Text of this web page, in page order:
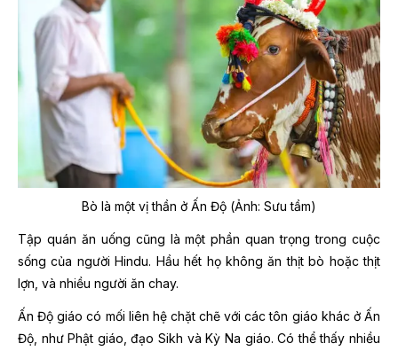
Bò là một vị thần ở Ấn Độ (Ảnh: Sưu tầm)
Tập quán ăn uống cũng là một phần quan trọng trong cuộc
sống của người Hindu. Hầu hết họ không ăn thịt bò hoặc thịt
lợn, và nhiều người ăn chay.
Ấn Độ giáo có mối liên hệ chặt chẽ với các tôn giáo khác ở Ấn
Độ, như Phật giáo, đạo Sikh và Kỳ Na giáo. Có thể thấy nhiều